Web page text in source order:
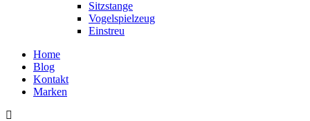
Sitzstange
Vogelspielzeug
Einstreu
Home
Blog
Kontakt
Marken